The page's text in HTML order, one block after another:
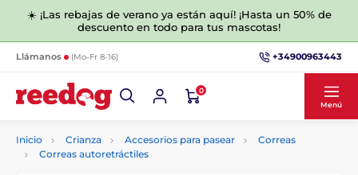
☀️ ¡Las rebajas de verano ya están aquí! ¡Hasta un 50% de
descuento en todo para tus mascotas!
Llámanos (Mo-Fr 8-16) +34900963443
0
Menú
Inicio Crianza Accesorios para pasear
Correas
Correas autoretráctiles